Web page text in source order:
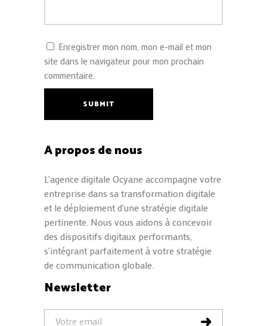
Enregistrer mon nom, mon e-mail et mon
site dans le navigateur pour mon prochain
commentaire.
SUBMIT
A propos de nous
L'agence digitale Ocyane accompagne votre
entreprise dans sa transformation digitale
et le déploiement d'une stratégie digitale
pertinente. Nous vous aidons à concevoir
des dispositifs digitaux performants,
s'intégrant parfaitement à votre stratégie
de communication globale.
Newsletter